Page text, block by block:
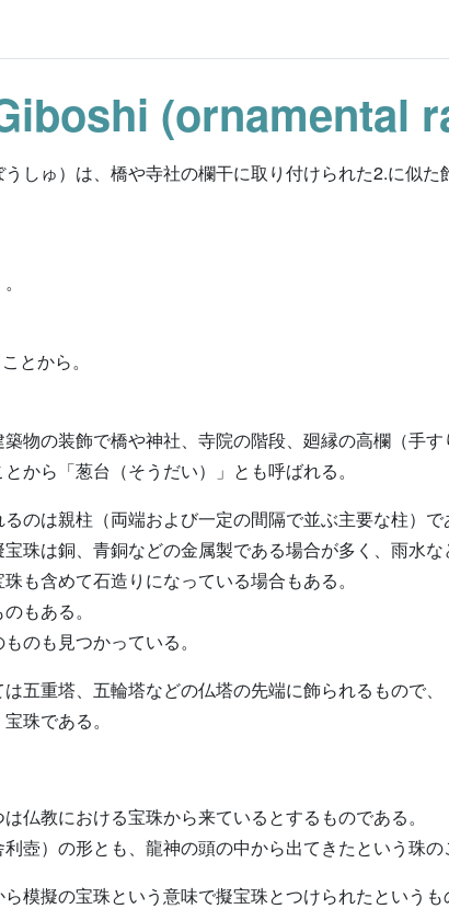
(ornamental
しゅ）は、橋や寺社の欄干に取り付けられた2.に似た
とから。
物の装飾で橋や神社、寺院の階段、廻縁の高欄（手
から「葱台（そうだい）」とも呼ばれる。
のは親柱（両端および一定の間隔で並ぶ主要な柱）で
珠は銅、青銅などの金属製である場合が多く、雨水な
も含めて石造りになっている場合もある。
もある。
のも見つかっている。
五重塔、五輪塔などの仏塔の先端に飾られるもので、
珠である。
仏教における宝珠から来ているとするものである。
壺）の形とも、龍神の頭の中から出てきたという珠
模擬の宝珠という意味で擬宝珠とつけられたというも